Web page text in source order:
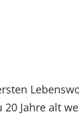
Jahre alt